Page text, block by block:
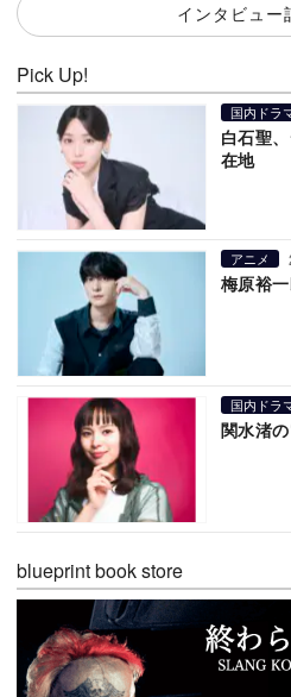
インタビュー
Pick Up!
国内ドラ
白石聖
在地
アニメ
梅原裕
国内ドラ
関水渚
blueprint book store